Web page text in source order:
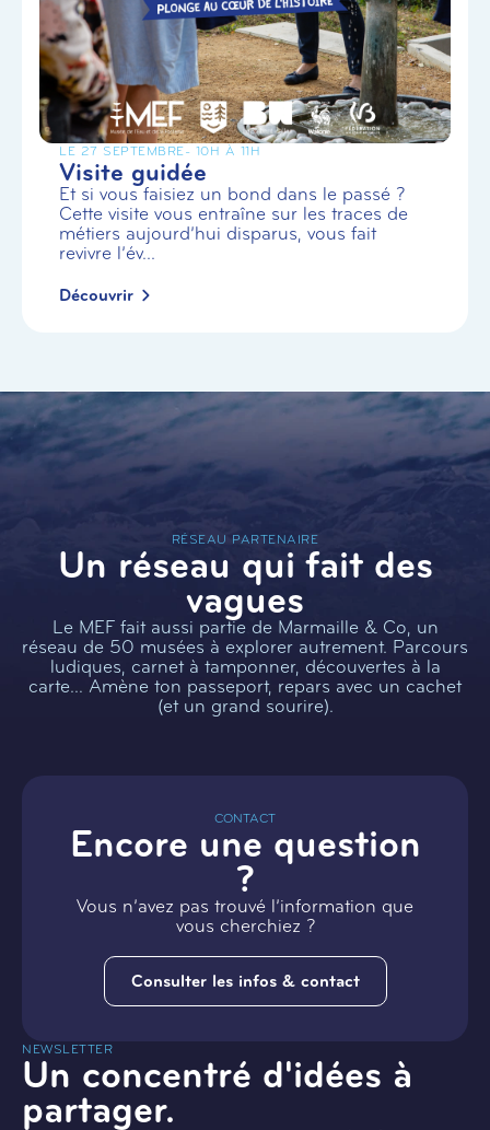
LE 27 SEPTEMBRE- 10H À 11H
Visite guidée
Et si vous faisiez un bond dans le passé ?
Cette visite vous entraîne sur les traces de
métiers aujourd’hui disparus, vous fait
revivre l’év...
Découvrir
RÉSEAU PARTENAIRE
Un réseau qui fait des
vagues
Le MEF fait aussi partie de Marmaille & Co, un
réseau de 50 musées à explorer autrement. Parcours
ludiques, carnet à tamponner, découvertes à la
carte… Amène ton passeport, repars avec un cachet
(et un grand sourire).
CONTACT
Encore une question
?
Vous n’avez pas trouvé l’information que
vous cherchiez ?
Consulter les infos & contact
NEWSLETTER
Un concentré d'idées à
partager.